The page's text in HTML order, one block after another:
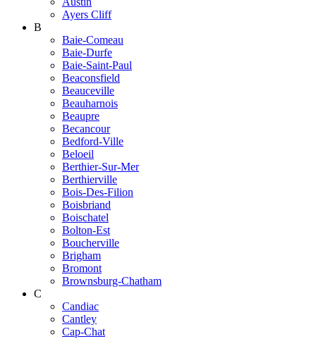
Ayers Cliff
B
Baie-Comeau
Baie-Durfe
Baie-Saint-Paul
Beaconsfield
Beauceville
Beauharnois
Beaupre
Becancour
Bedford-Ville
Beloeil
Berthier-Sur-Mer
Berthierville
Bois-Des-Filion
Boisbriand
Boischatel
Bolton-Est
Boucherville
Brigham
Bromont
Brownsburg-Chatham
C
Candiac
Cantley
Cap-Chat